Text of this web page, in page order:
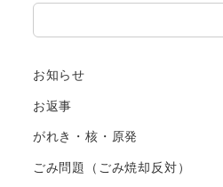
検
索
お知らせ
お返事
がれき・核・原発
ごみ問題（ごみ焼却反対）